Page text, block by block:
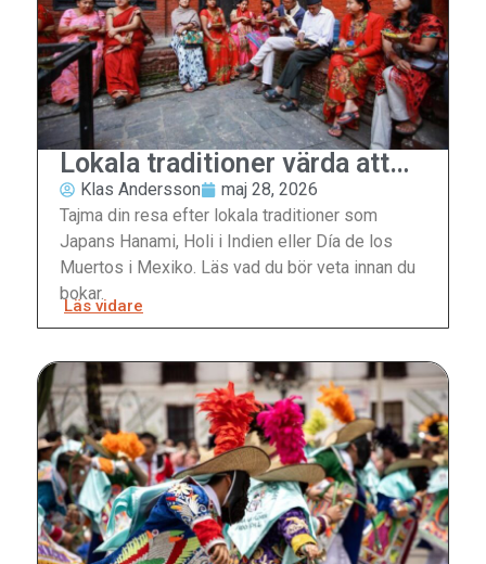
Lokala traditioner värda att
tajma resan efter
Klas Andersson
maj 28, 2026
Tajma din resa efter lokala traditioner som
Japans Hanami, Holi i Indien eller Día de los
Muertos i Mexiko. Läs vad du bör veta innan du
bokar.
Läs vidare